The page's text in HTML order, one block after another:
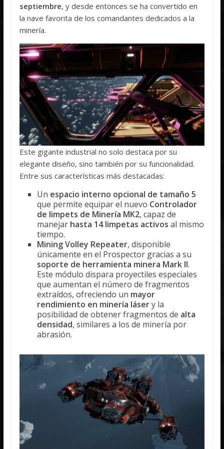
septiembre, y desde entonces se ha convertido en
la nave favorita de los comandantes dedicados a la
minería.
Este gigante industrial no solo destaca por su
elegante diseño, sino también por su funcionalidad.
Entre sus características más destacadas:
Un espacio interno opcional de tamaño 5
que permite equipar el nuevo Controlador
de limpets de Minería MK2, capaz de
manejar hasta 14 limpetas activos al mismo
tiempo.
Mining Volley Repeater, disponible
únicamente en el Prospector gracias a su
soporte de herramienta minera Mark II.
Este módulo dispara proyectiles especiales
que aumentan el número de fragmentos
extraídos, ofreciendo un mayor
rendimiento en minería lásery la
posibilidad de obtener fragmentos de alta
densidad, similares a los de minería por
abrasión.